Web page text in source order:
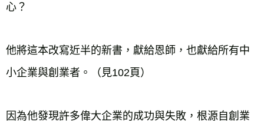
心？
他將這本改寫近半的新書，獻給恩師，也獻給所有中
小企業與創業者。（見102頁）
因為他發現許多偉大企業的成功與失敗，根源自創業